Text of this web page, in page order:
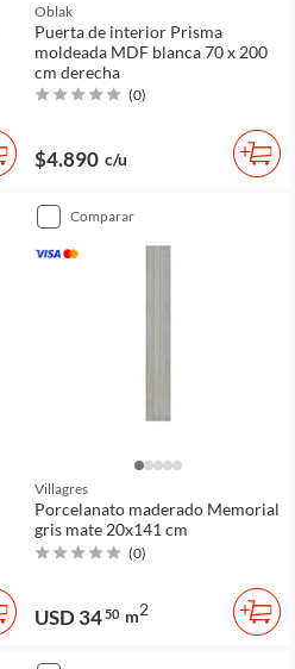
Oblak
Puerta de interior Prisma
moldeada MDF blanca 70 x 200
cm derecha
(0)
$4.890 c/u
comparar
Villagres
Porcelanato maderado Memorial
gris mate 20x141 cm
(0)
USD 3450 m2